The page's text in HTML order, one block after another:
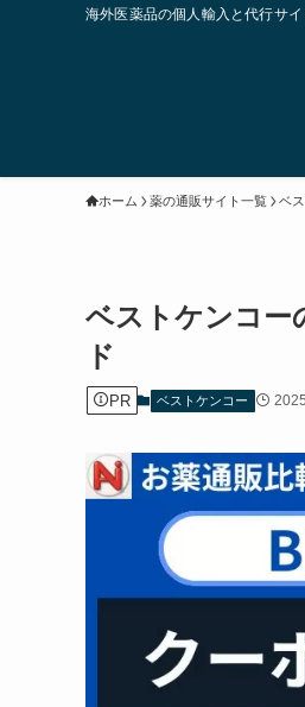
海外医薬品の個人輸入と代行サ
ホーム 薬の通販サイト一覧 ベ
ベストケンコー
ド
PR ベストケンコー